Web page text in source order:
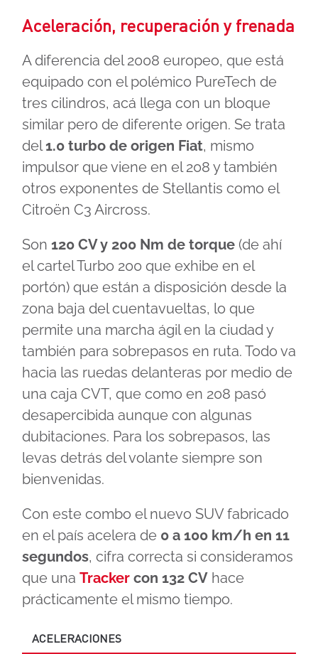
Aceleración, recuperación y frenada
A diferencia del 2008 europeo, que está
equipado con el polémico PureTech de
tres cilindros, acá llega con un bloque
similar pero de diferente origen. Se trata
del1.0 turbo de origen Fiat, mismo
impulsor que viene en el 208 y también
otros exponentes de Stellantis como el
Citroën C3 Aircross.
Son 120 CV y 200 Nm de torque (de ahí
el cartel Turbo 200 que exhibe en el
portón) que están a disposición desde la
zona baja del cuentavueltas, lo que
permite una marcha ágil en la ciudad y
también para sobrepasos en ruta. Todo va
hacia las ruedas delanteras por medio de
una caja CVT, que como en 208 pasó
desapercibida aunque con algunas
dubitaciones. Para los sobrepasos, las
levas detrás del volante siempre son
bienvenidas.
Con este combo el nuevo SUV fabricado
en el país acelera de 0 a 100 km/h en 11
segundos, cifra correcta si consideramos
que una Tracker con 132 CV hace
prácticamente el mismo tiempo.
ACELERACIONES